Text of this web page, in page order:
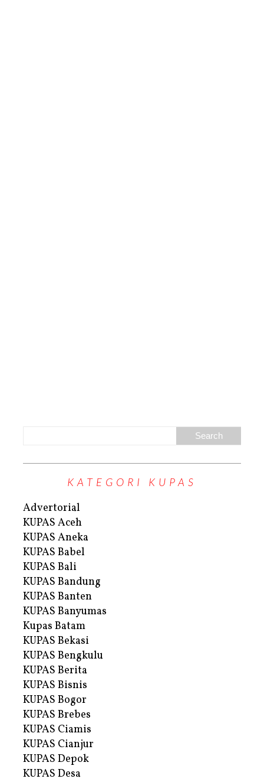
KATEGORI KUPAS
Advertorial
KUPAS Aceh
KUPAS Aneka
KUPAS Babel
KUPAS Bali
KUPAS Bandung
KUPAS Banten
KUPAS Banyumas
Kupas Batam
KUPAS Bekasi
KUPAS Bengkulu
KUPAS Berita
KUPAS Bisnis
KUPAS Bogor
KUPAS Brebes
KUPAS Ciamis
KUPAS Cianjur
KUPAS Depok
KUPAS Desa